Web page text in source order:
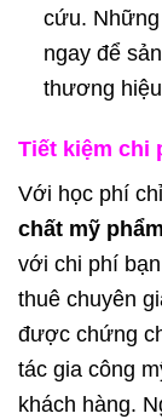
cứu.
ngay để
thương
Tiết kiệm chi
Với học phí
chất mỹ
với chi phí
thuê chuyên
được chứng
tác gia công
khách hàng.